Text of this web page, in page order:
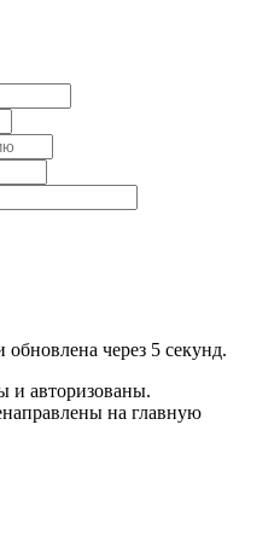
обновлена через 5 секунд.
и авторизованы.
на главную